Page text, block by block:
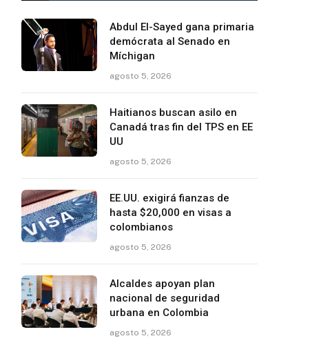
Abdul El-Sayed gana primaria
demócrata al Senado en
Míchigan
agosto 5, 2026
Haitianos buscan asilo en
Canadá tras fin del TPS en EE
UU
agosto 5, 2026
EE.UU. exigirá fianzas de
hasta $20,000 en visas a
colombianos
agosto 5, 2026
Alcaldes apoyan plan
nacional de seguridad
urbana en Colombia
agosto 5, 2026